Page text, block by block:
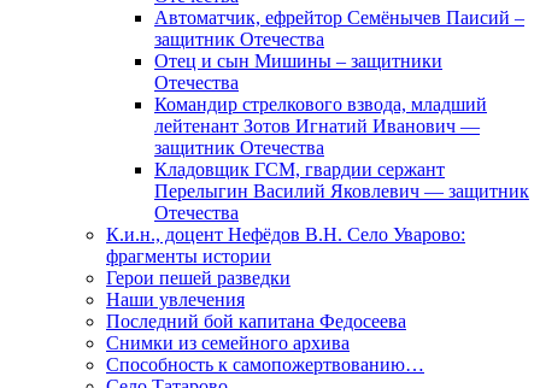
Автоматчик, ефрейтор Семёнычев Паисий –
защитник Отечества
Отец и сын Мишины – защитники
Отечества
Командир стрелкового взвода, младший
лейтенант Зотов Игнатий Иванович —
защитник Отечества
Кладовщик ГСМ, гвардии сержант
Перелыгин Василий Яковлевич — защитник
Отечества
К.и.н., доцент Нефёдов В.Н. Село Уварово:
фрагменты истории
Герои пешей разведки
Наши увлечения
Последний бой капитана Федосеева
Снимки из семейного архива
Способность к самопожертвованию…